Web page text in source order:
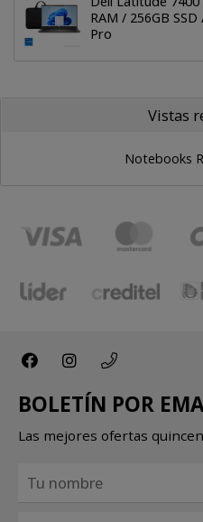
RAM / 256GB
Pro
Vistas
Notebooks
BOLETÍN POR
Las mejores ofertas